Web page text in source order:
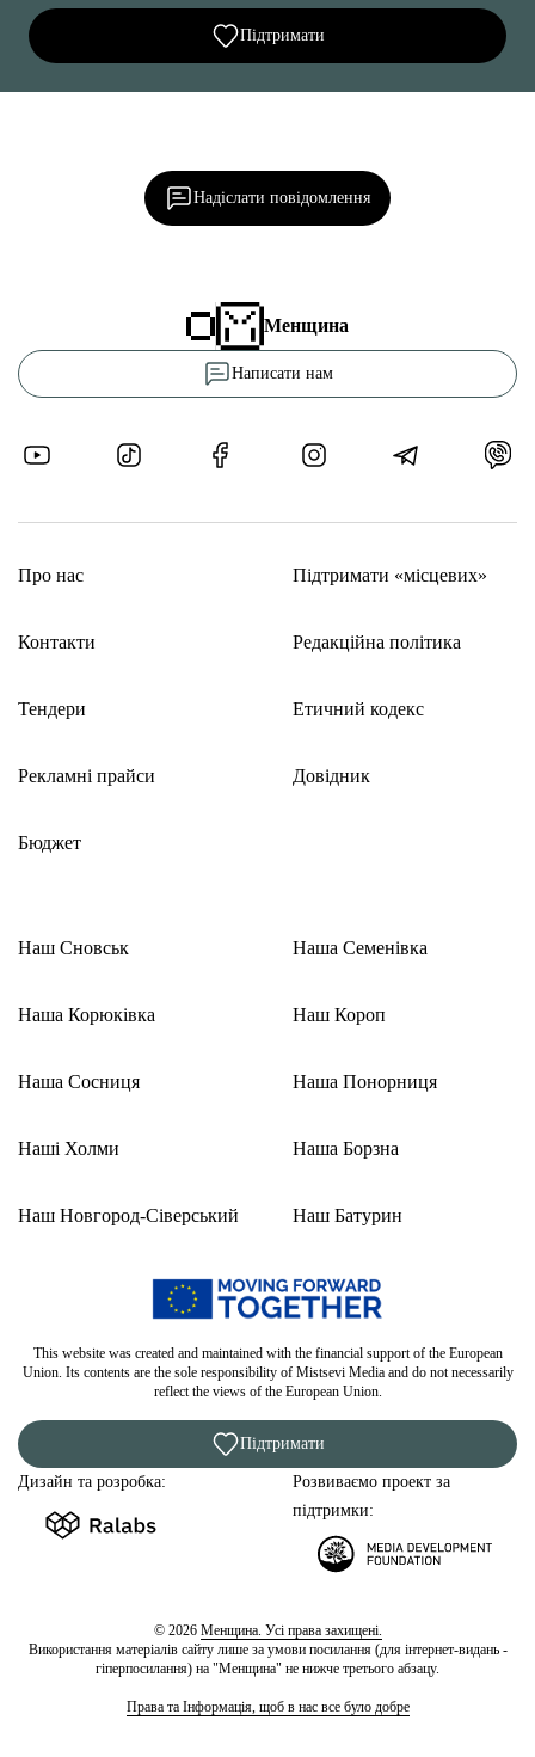
Підтримати
Надіслати повідомлення
Менщина
Написати нам
Про нас
Контакти
Тендери
Рекламні прайси
Бюджет
Підтримати «місцевих»
Редакційна політика
Етичний кодекс
Довідник
Наш Сновськ
Наша Корюківка
Наша Сосниця
Наші Холми
Наш Новгород-Сіверський
Наша Семенівка
Наш Короп
Наша Понорниця
Наша Борзна
Наш Батурин
This website was created and maintained with the financial support of the European
Union. Its contents are the sole responsibility of Mistsevi Media and do not necessarily
reflect the views of the European Union.
Підтримати
Дизайн та розробка:
Розвиваємо проект за
підтримки:
© 2026 Менщина. Усі права захищені.
Використання матеріалів сайту лише за умови посилання (для інтернет-видань -
гіперпосилання) на "Менщина" не нижче третього абзацу.
Права та Інформація, щоб в нас все було добре